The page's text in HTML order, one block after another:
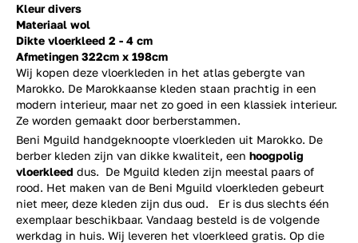
Kleur divers
Materiaal wol
Dikte vloerkleed 2 - 4 cm
Afmetingen 322cm x 198cm
Wij kopen deze vloerkleden in het atlas gebergte van
Marokko. De Marokkaanse kleden staan prachtig in een
modern interieur, maar net zo goed in een klassiek interieur.
Ze worden gemaakt door berberstammen.
Beni Mguild handgeknoopte vloerkleden uit Marokko. De
berber kleden zijn van dikke kwaliteit, een hoogpolig
vloerkleed dus. De Mguild kleden zijn meestal paars of
rood. Het maken van de Beni Mguild vloerkleden gebeurt
niet meer, deze kleden zijn dus oud. Er is dus slechts één
exemplaar beschikbaar. Vandaag besteld is de volgende
werkdag in huis. Wij leveren het vloerkleed gratis. Op die